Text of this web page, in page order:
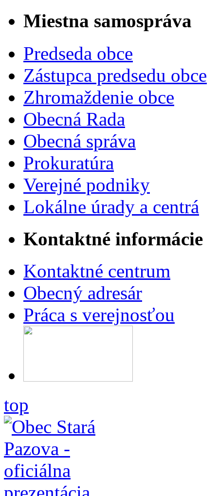
Miestna samospráva
Predseda obce
Zástupca predsedu obce
Zhromaždenie obce
Obecná Rada
Obecná správa
Prokuratúra
Verejné podniky
Lokálne úrady a centrá
Kontaktné informácie
Kontaktné centrum
Obecný adresár
Práca s verejnosťou
top